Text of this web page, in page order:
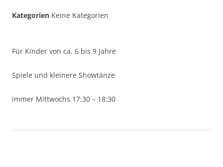
Kategorien Keine Kategorien
Für Kinder von ca. 6 bis 9 Jahre
Spiele und kleinere Showtänze
immer Mittwochs 17:30 – 18:30